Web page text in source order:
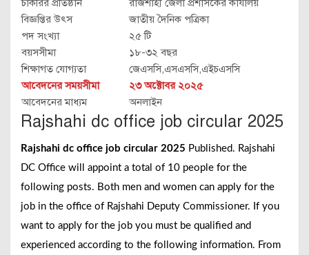
চাকরির প্রতিষ্ঠান
রাজশাহী জেলা প্রশাসকের কার্যালয়
বিজ্ঞপ্তির উৎস
জাতীয় দৈনিক পত্রিকা
পদ সংখ্যা
২৫ টি
বয়সসীমা
১৮-৩২ বছর
শিক্ষাগত যোগ্যতা
জেএসসি,এসএসসি,এইচএসসি
আবেদনের সময়সীমা
২৩ অক্টোবর ২০২৫
আবেদনের মাধ্যম
অনলাইন
Rajshahi dc office job circular 2025
Rajshahi dc office job circular 2025 Published. Rajshahi
DC Office will appoint a total of 10 people for the
following posts. Both men and women can apply for the
job in the office of Rajshahi Deputy Commissioner. If you
want to apply for the job you must be qualified and
experienced according to the following information. From